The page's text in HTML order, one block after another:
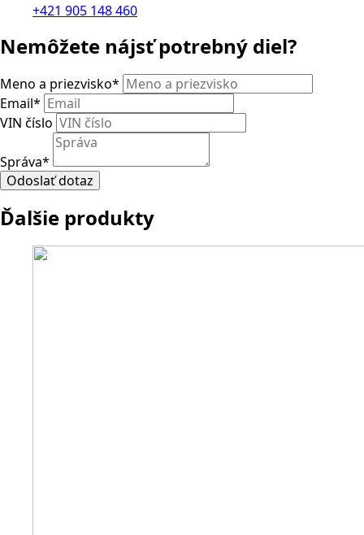
+421 905 148 460
Nemôžete nájsť potrebný diel?
Meno a priezvisko*
Email*
VIN číslo
Správa*
Odoslať dotaz
Ďalšie produkty